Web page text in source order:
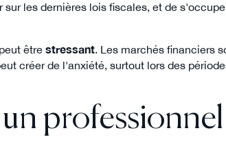
sur les dernières lois fiscales, et de
êtrestressant. Les marchés financiers
créer de l'anxiété, surtout lors des